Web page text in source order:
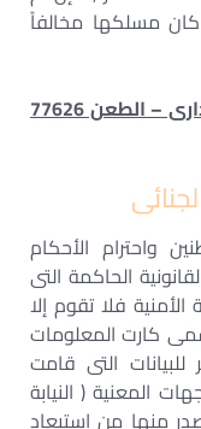
, كان مسلكها مخالفاً
( فى هذا المعنى محكمة القضاء الإدارى – الطعن 77626
واحترام الأحكام
الحاكمة التى
فلا تقوم إلا
كارت المعلومات
للبيانات التى قامت
المعنية ( النيابة
منها من استبعاد